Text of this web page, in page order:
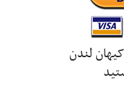
لندن